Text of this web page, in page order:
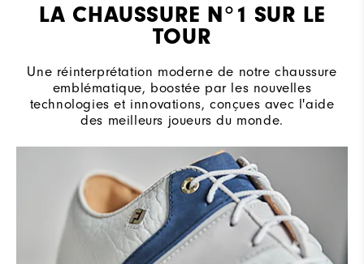
Amorti Firm
LA CHAUSSURE N°1 SUR LE
TOUR
Une réinterprétation moderne de notre chaussure
emblématique, boostée par les nouvelles
technologies et innovations, conçues avec l'aide
des meilleurs joueurs du monde.